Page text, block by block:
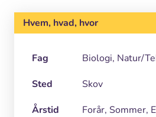
Hvem, hvad, hvor
Fag
Biologi, Natur/
Sted
Skov
Årstid
Forår, Sommer,